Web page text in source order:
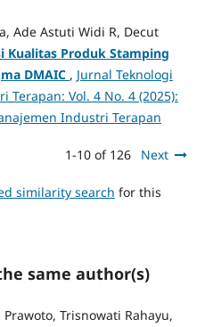
Ade Astuti Widi R, Decut
Kualitas Produk Stamping
DMAIC , Jurnal Teknologi
Vol. 4 No. 4 (2025):
Industri Terapan
1-10 of 126 Next
similarity search for this
same author(s)
Trisnowati Rahayu,